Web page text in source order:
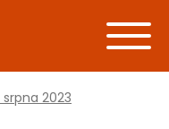
srpna 2023